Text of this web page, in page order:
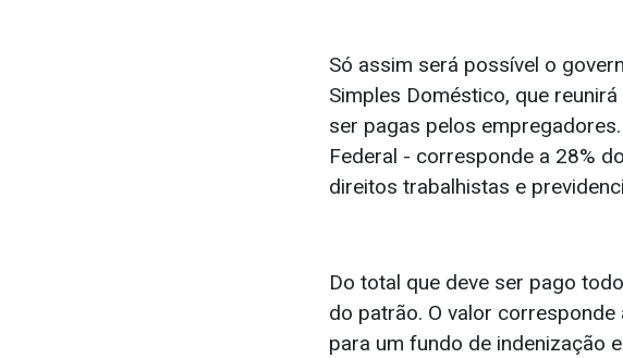
Só assim será possível o
Simples Doméstico, que
ser pagas pelos
Federal - corresponde a 28%
direitos trabalhistas e
Do total que deve ser pago
do patrão. O valor corresponde
para um fundo de indenização